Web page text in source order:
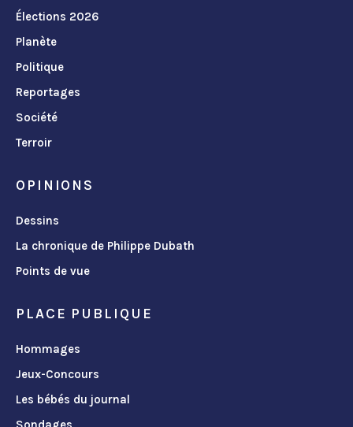
Élections 2026
Planète
Politique
Reportages
Société
Terroir
OPINIONS
Dessins
La chronique de Philippe Dubath
Points de vue
PLACE PUBLIQUE
Hommages
Jeux-Concours
Les bébés du journal